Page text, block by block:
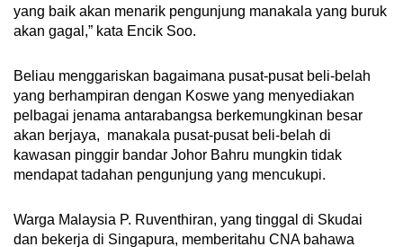
yang baik akan menarik pengunjung manakala yang buruk
akan gagal,” kata Encik Soo.
Beliau menggariskan bagaimana pusat-pusat beli-belah
yang berhampiran dengan Koswe yang menyediakan
pelbagai jenama antarabangsa berkemungkinan besar
akan berjaya, manakala pusat-pusat beli-belah di
kawasan pinggir bandar Johor Bahru mungkin tidak
mendapat tadahan pengunjung yang mencukupi.
Warga Malaysia P. Ruventhiran, yang tinggal di Skudai
dan bekerja di Singapura, memberitahu CNA bahawa